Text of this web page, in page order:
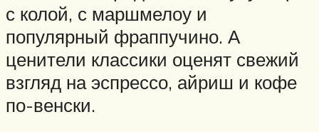
с колой, с маршмелоу и
популярный фраппучино. А
ценители классики оценят свежий
взгляд на эспрессо, айриш и кофе
по-венски.